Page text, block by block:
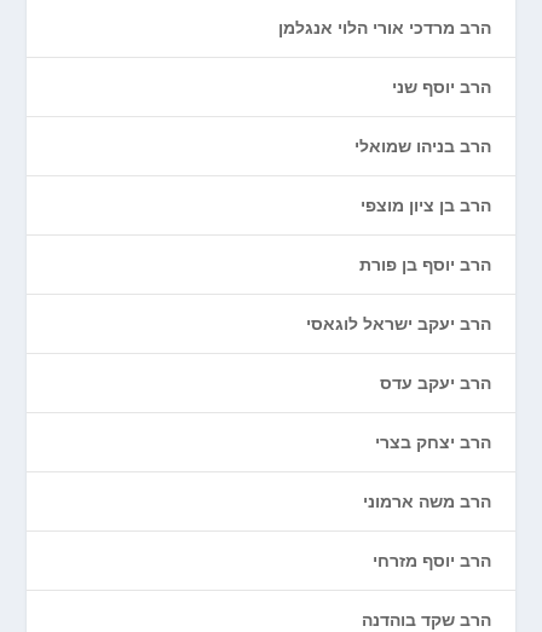
הרב מרדכי אורי הלוי אנגלמן
הרב יוסף שני
הרב בניהו שמואלי
הרב בן ציון מוצפי
הרב יוסף בן פורת
הרב יעקב ישראל לוגאסי
הרב יעקב עדס
הרב יצחק בצרי
הרב משה ארמוני
הרב יוסף מזרחי
הרב שקד בוהדנה